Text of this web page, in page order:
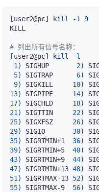
[user2@pc] kill -l
9
# 列出所有信号名称：
[user2@pc] kill
-l
1 ) SIGHUP 2)
5) SIGTRAP 6)
9) SIGKILL 10)
13) SIGPIPE 14)
17) SIGCHLD 18)
21 ) SIGTTIN 22)
25) SIGXFSZ 26)
29) SIGIO 30)
35) SIGRTMIN+1 36)
39) SIGRTMIN+5 40)
43) SIGRTMIN+9 44)
47) SIGRTMIN+13 48)
51 ) SIGRTMAX-13 52)
55) SIGRTMAX-9 56)